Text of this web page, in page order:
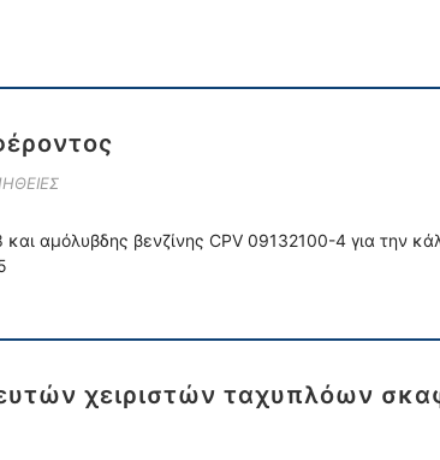
και αμόλυβδης βενζίνης CPV 09132100-4 για
χειριστών ταχυπλόων